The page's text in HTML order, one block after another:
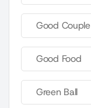
Good Couple
Good Food
Green Ball